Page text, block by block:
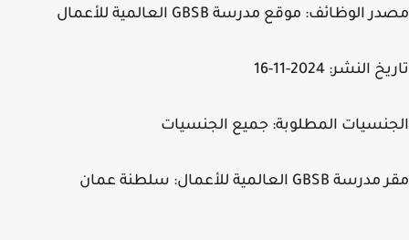
مصدر الوظائف: موقع مدرسة GBSB العالمية للأعمال
تاريخ النشر:
الجنسيات المطلوبة: جميع الجنسيات
مقر مدرسة GBSB العالمية للأعمال: سلطنة عمان